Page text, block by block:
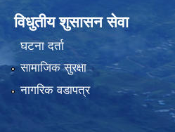
विधुतीय शुसासन सेवा
घटना दर्ता
सामाजिक सुरक्षा
नागरिक वडापत्र